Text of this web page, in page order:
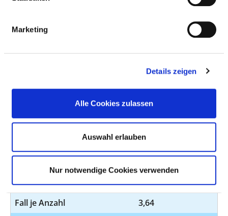
Marketing
Details zeigen
Alle Cookies zulassen
Auswahl erlauben
Nur notwendige Cookies verwenden
Station bis zur
nach Hause
4,95
Personal ohne direktes
Beschäftigungsverhältnis
0,00
ambulanten Versorgung
0,00
Personal in der
stationären Versorgung
4,95
Fall je Anzahl 3,64